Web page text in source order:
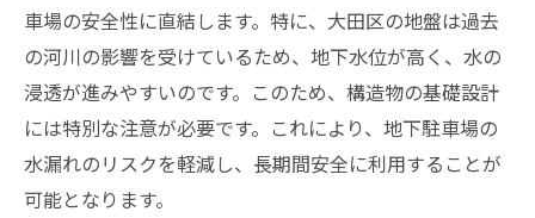
車場の安全性に直結します。特に、大田区の地盤は過去
の河川の影響を受けているため、地下水位が高く、水の
浸透が進みやすいのです。このため、構造物の基礎設計
には特別な注意が必要です。これにより、地下駐車場の
水漏れのリスクを軽減し、長期間安全に利用することが
可能となります。